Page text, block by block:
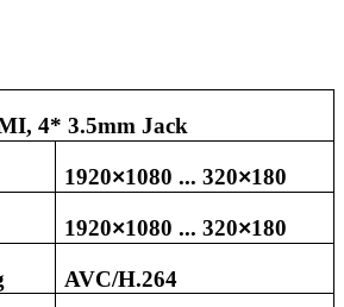
4* 3.5mm Jack
1920×1080 ... 320×180
1920×1080 ... 320×180
AVC/H.264